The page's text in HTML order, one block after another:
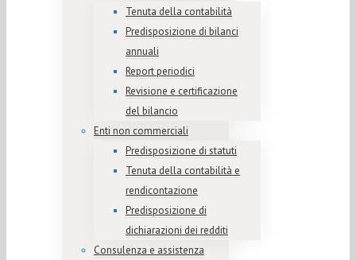
Tenuta della contabilità
Predisposizione di bilanci
annuali
Report periodici
Revisione e certificazione
del bilancio
Enti non commerciali
Predisposizione di statuti
Tenuta della contabilità e
rendicontazione
Predisposizione di
dichiarazioni dei redditi
Consulenza e assistenza